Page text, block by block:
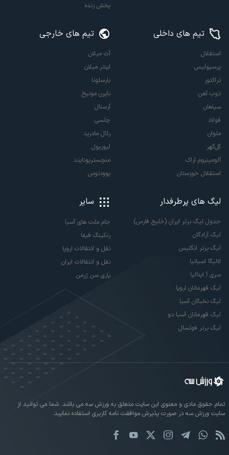
پخش زنده
تیم های داخلی
استقلال
پرسپولیس
تراکتور
ذوب آهن
سپاهان
فولاد
ملوان
گل‌گهر
آلومینیوم اراک
استقلال خوزستان
تیم های خارجی
آث میلان
اینتر میلان
بارسلونا
بایرن مونیخ
آرسنال
چلسی
رئال مادرید
لیورپول
منچستریونایتد
یوونتوس
لیگ های پرطرفدار
جدول لیگ برتر ایران (خلیج فارس)
لیگ آزادگان
لیگ برتر انگلیس
لالیگا اسپانیا
سری آ ایتالیا
لیگ قهرمانان اروپا
لیگ نخبگان آسیا
لیگ قهرمانان آسیا دو
لیگ برتر فوتسال
سایر
جام ملت های آسیا
رنکینگ فیفا
نقل و انتقالات اروپا
نقل و انتقالات ایران
پاری سن ژرمن
تمام حقوق مادی و معنوی این سایت متعلق به ورزش سه می باشد. شما می توانید از
سایت ورزش سه در صورت پذیرش موافقت نامه کاربری استفاده نمایید.